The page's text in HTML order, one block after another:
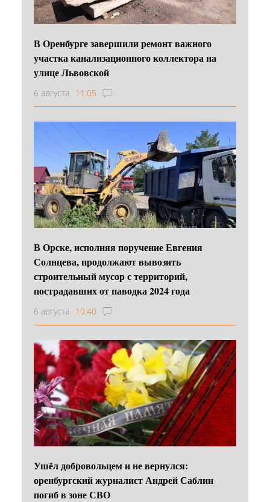
В Оренбурге завершили ремонт важного
участка канализационного коллектора на
улице Львовской
6 августа 11:05
В Орске, исполняя поручение Евгения
Солнцева, продолжают вывозить
строительный мусор с территорий,
пострадавших от паводка 2024 года
6 августа 10:40
Ушёл добровольцем и не вернулся:
оренбургский журналист Андрей Саблин
погиб в зоне СВО